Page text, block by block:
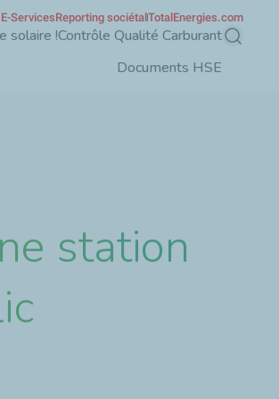
solaire !Contrôle Qualité Carburant
Documents HSE
E-ServicesReporting sociétalTotalEnergies.com
station